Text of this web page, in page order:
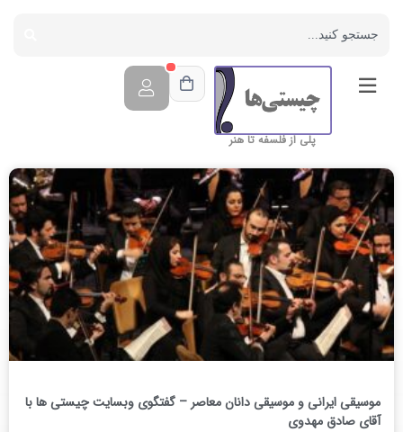
پلی از فلسفه تا هنر
موسیقی ایرانی و موسیقی دانان معاصر – گفتگوی وبسایت چیستی ها با
آقای صادق مهدوی